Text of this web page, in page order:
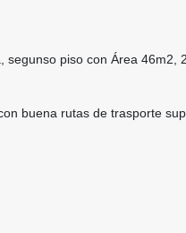
piso con Área 46m2,
buena rutas de trasporte